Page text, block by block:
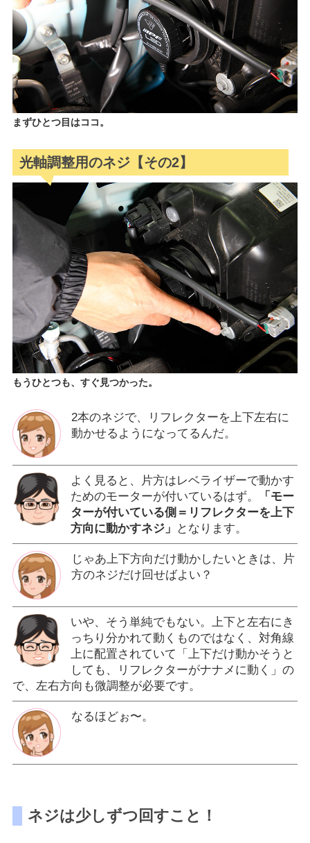
まずひとつ目はココ。
光軸調整用のネジ【その2】
もうひとつも、すぐ見つかった。
2本のネジで、リフレクターを上下左右に
動かせるようになってるんだ。
よく見ると、片方はレベライザーで動かす
ためのモーターが付いているはず。
「モー
ターが付いている側＝リフレクターを上下
方向に動かすネジ」
となります。
じゃあ上下方向だけ動かしたいときは、片
方のネジだけ回せばよい？
いや、そう単純でもない。上下と左右にき
っちり分かれて動くものではなく、対角線
上に配置されていて「上下だけ動かそうと
しても、リフレクターがナナメに動く」の
で、左右方向も微調整が必要です。
なるほどぉ〜。
ネジは少しずつ回すこと！